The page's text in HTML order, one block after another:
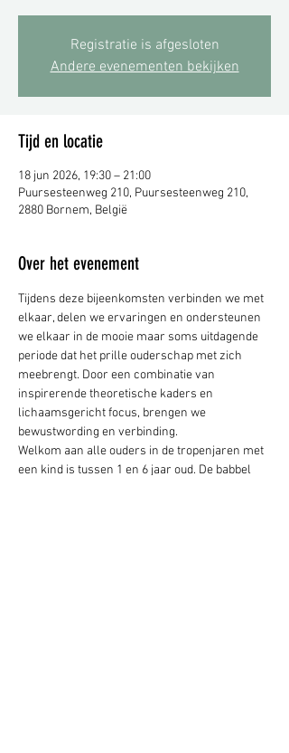
Registratie is afgesloten
Andere evenementen bekijken
Tijd en locatie
18 jun 2026, 19:30 – 21:00
Puursesteenweg 210, Puursesteenweg 210,
2880 Bornem, België
Over het evenement
Tijdens deze bijeenkomsten verbinden we met
elkaar, delen we ervaringen en ondersteunen
we elkaar in de mooie maar soms uitdagende
periode dat het prille ouderschap met zich
meebrengt. Door een combinatie van
inspirerende theoretische kaders en
lichaamsgericht focus, brengen we
bewustwording en verbinding.
Welkom aan alle ouders in de tropenjaren met
een kind is tussen 1 en 6 jaar oud. De babbel